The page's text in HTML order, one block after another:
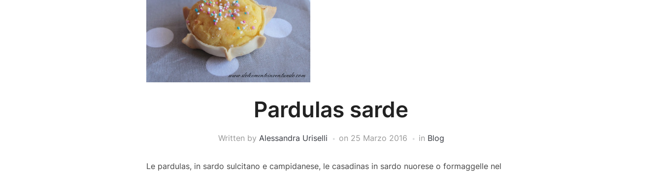
Pardulas sarde
Written by Alessandra Uriselli on 25 Marzo 2016 in Blog
Le pardulas, in sardo sulcitano e campidanese, le casadinas in sardo nuorese o formaggelle nel